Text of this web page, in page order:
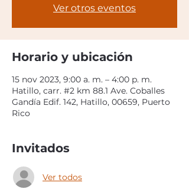
Ver otros eventos
Horario y ubicación
15 nov 2023, 9:00 a. m. – 4:00 p. m.
Hatillo, carr. #2 km 88.1 Ave. Coballes
Gandía Edif. 142, Hatillo, 00659, Puerto
Rico
Invitados
Ver todos